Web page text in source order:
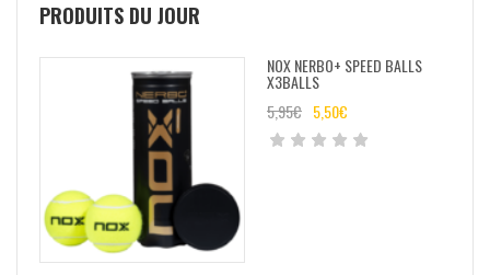
PRODUITS DU JOUR
NOX NERBO+ SPEED BALLS
X3BALLS
5,95€ 5,50€